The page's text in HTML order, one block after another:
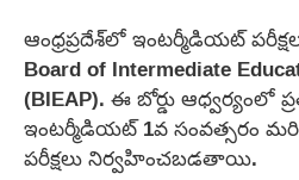
ఆంధ్రప్రదేశ్‌లో ఇంటర్మీడియట్
Board of Intermediate
(BIEAP). ఈ బోర్డు ఆధ్వర్యంలో
ఇంటర్మీడియట్ 1వ సంవత్సరం
పరీక్షలు నిర్వహించబడతాయి.